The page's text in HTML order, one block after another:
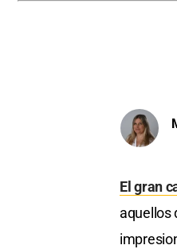
El gran
aquellos